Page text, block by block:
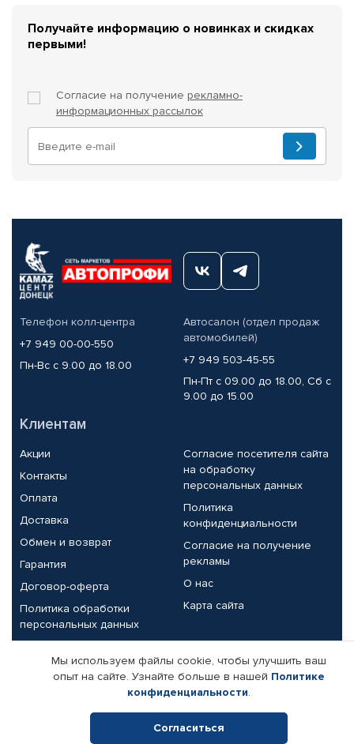
Получайте информацию о новинках и скидках
первыми!
Согласие на получение рекламно-
информационных рассылок
Телефон колл-центра
+7 949 00-00-550
Пн-Вс с 9.00 до 18.00
Автосалон (отдел продаж
автомобилей)
+7 949 503-45-55
Пн-Пт с 09.00 до 18.00, Сб с
9.00 до 15.00
Клиентам
Акции
Контакты
Оплата
Доставка
Обмен и возврат
Гарантия
Договор-оферта
Политика обработки
персональных данных
Согласие посетителя сайта
на обработку
персональных данных
Политика
конфиденциальности
Согласие на получение
рекламы
О нас
Карта сайта
Партнерам
Корпоративным клиентам
Поставщикам
Реквизиты компании
Мы используем файлы cookie, чтобы улучшить ваш
опыт на сайте. Узнайте больше в нашей Политике
конфиденциальности.
Согласиться